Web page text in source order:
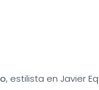
, estilista en Javier